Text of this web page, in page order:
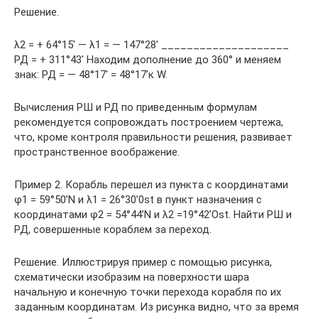
Решение.
λ2 = + 64°15′ — λ1 = — 147°28′ ____________________
РД = + 311°43′ Находим дополнение до 360° и меняем
знак: РД = — 48°17′ = 48°17’к W.
Вычисления РШ и РД по приведенным формулам
рекомендуется сопровождать построением чертежа,
что, кроме контроля правильности решения, развивает
пространственное воображение.
Пример 2. Корабль перешел из пункта с координатами
φ1 = 59°50’N и λ1 = 26°30’0st в пункт назначения с
координатами φ2 = 54°44’N и λ2 =19°42’Оst. Найти РШ и
РД, совершенные кораблем за переход.
Решение. Иллюстрируя пример с помощью рисунка,
схематически изобразим на поверхности шара
начальную и конечную точки перехода корабля по их
заданным координатам. Из рисунка видно, что за время